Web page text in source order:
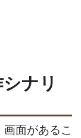
ナリ
面があるこ